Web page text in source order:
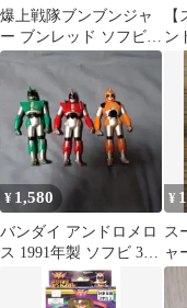
爆上戦隊ブンブンジャ
ー ブンレッド ソフビ
フィギュア
ン
ウ
¥ 1,580
バンダイ アンドロメロ
ス 1991年製 ソフビ 3体
¥
ス
ャ
ル